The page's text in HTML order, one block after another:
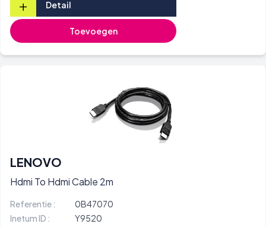
+ Detail
Toevoegen
LENOVO
Hdmi To Hdmi Cable 2m
Referentie :
0B47070
Inetum ID :
Y9520